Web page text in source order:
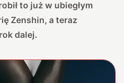
to już w ubiegłym
Zenshin, a teraz
dalej.